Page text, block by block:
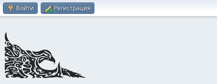
Войти Регистрация